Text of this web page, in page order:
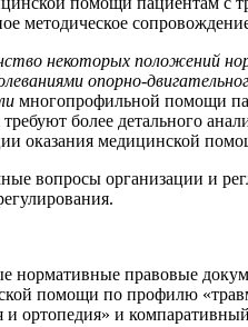
методическое
некоторых положений
опорно-
многопрофильной помощи
требуют более детального
оказания медицинской
вопросы организации и
нормативные правовые
помощи по профилю
и